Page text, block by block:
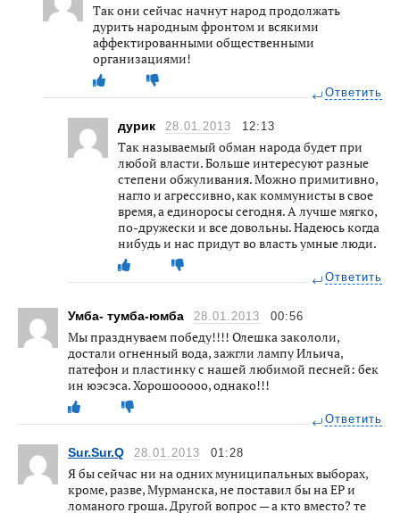
Так они сейчас начнут народ продолжать
дурить народным фронтом и всякими
аффектированными общественными
организациями!
Ответить
дурик 28.01.2013 12:13
Так называемый обман народа будет при
любой власти. Больше интересуют разные
степени обжуливания. Можно примитивно,
нагло и агрессивно, как коммунисты в свое
время, а единоросы сегодня. А лучше мягко,
по-дружески и все довольны. Надеюсь когда
нибудь и нас придут во власть умные люди.
Ответить
Умба- тумба-юмба 28.01.2013 00:56
Мы празднуваем победу!!!! Олешка закололи,
достали огненный вода, зажгли лампу Ильича,
патефон и пластинку с нашей любимой песней: бек
ин юэсэса. Хорошооооо, однако!!!
Ответить
Sur.Sur.Q 28.01.2013 01:28
Я бы сейчас ни на одних муниципальных выборах,
кроме, разве, Мурманска, не поставил бы на ЕР и
ломаного гроша. Другой вопрос — а кто вместо? те